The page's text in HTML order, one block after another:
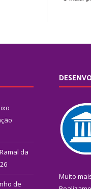
da
de
Muito